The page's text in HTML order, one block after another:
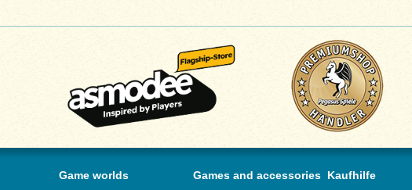
Game worlds Games and accessories Kaufhilfe